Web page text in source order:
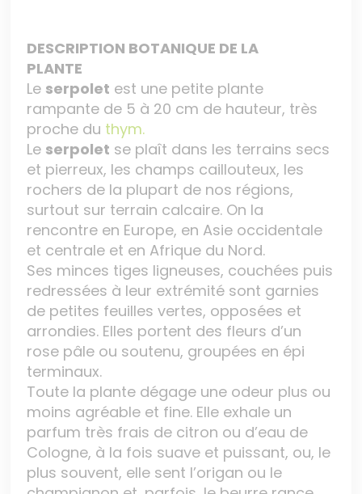
DESCRIPTION BOTANIQUE DE LA
PLANTE
Le serpolet est une petite plante
rampante de 5 à 20 cm de hauteur, très
proche du thym.
Le serpolet se plaît dans les terrains secs
et pierreux, les champs caillouteux, les
rochers de la plupart de nos régions,
surtout sur terrain calcaire. On la
rencontre en Europe, en Asie occidentale
et centrale et en Afrique du Nord.
Ses minces tiges ligneuses, couchées puis
redressées à leur extrémité sont garnies
de petites feuilles vertes, opposées et
arrondies. Elles portent des fleurs d’un
rose pâle ou soutenu, groupées en épi
terminaux.
Toute la plante dégage une odeur plus ou
moins agréable et fine. Elle exhale un
parfum très frais de citron ou d’eau de
Cologne, à la fois suave et puissant, ou, le
plus souvent, elle sent l’origan ou le